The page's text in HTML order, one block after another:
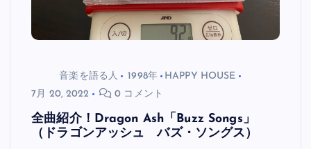
音楽を語る人 1998年
HAPPY HOUSE
7月 20, 2022
0 コメント
全曲紹介！Dragon Ash「Buzz Songs」
（ドラゴンアッシュ バズ・ソングス）